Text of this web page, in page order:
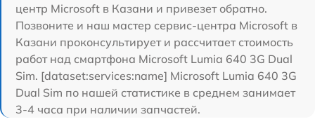
центр Microsoft в Казани и привезет обратно.
Позвоните и наш мастер сервис-центра Microsoft в
Казани проконсультирует и рассчитает стоимость
работ над смартфона Microsoft Lumia 640 3G Dual
Sim. [dataset:services:name] Microsoft Lumia 640 3G
Dual Sim по нашей статистике в среднем занимает
3-4 часа при наличии запчастей.